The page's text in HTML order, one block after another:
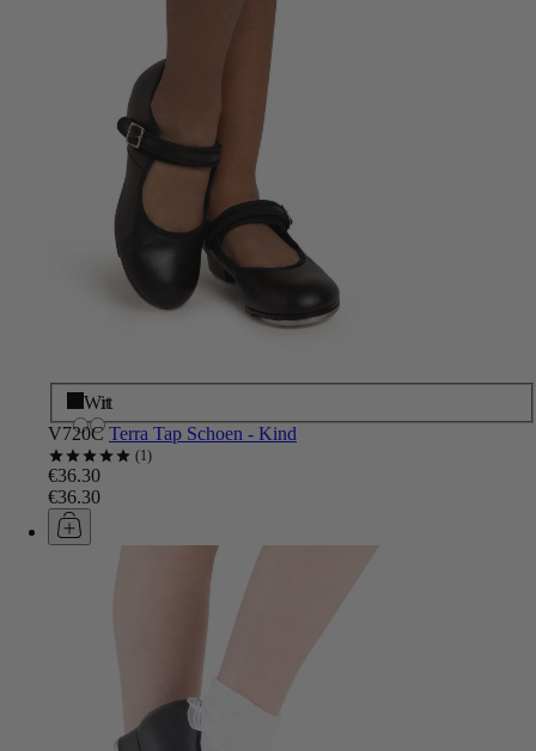
Zwart
Wit
V720C Terra Tap Schoen - Kind
1
€36.30
€36.30